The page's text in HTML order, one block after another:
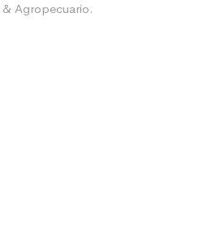
Agropecuario.